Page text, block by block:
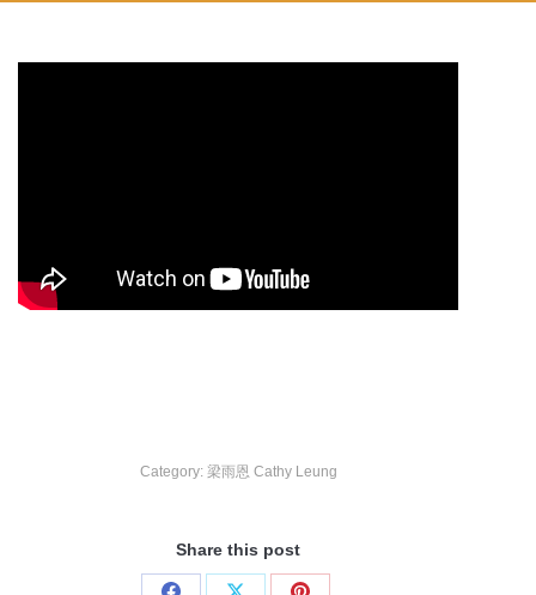
Category: 梁雨恩 Cathy Leung
Share this post